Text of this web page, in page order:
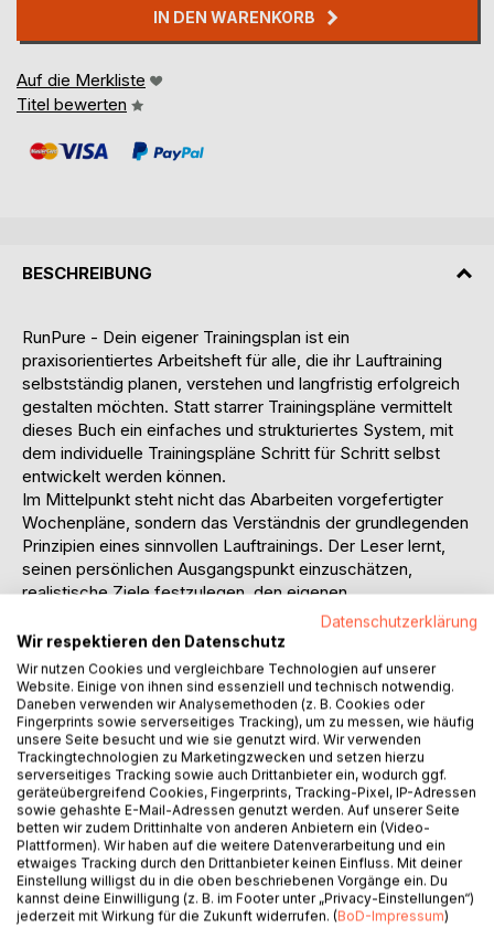
IN DEN WARENKORB
Auf die Merkliste
Titel bewerten
BESCHREIBUNG
RunPure - Dein eigener Trainingsplan ist ein
praxisorientiertes Arbeitsheft für alle, die ihr Lauftraining
selbstständig planen, verstehen und langfristig erfolgreich
gestalten möchten. Statt starrer Trainingspläne vermittelt
dieses Buch ein einfaches und strukturiertes System, mit
dem individuelle Trainingspläne Schritt für Schritt selbst
entwickelt werden können.
Im Mittelpunkt steht nicht das Abarbeiten vorgefertigter
Wochenpläne, sondern das Verständnis der grundlegenden
Prinzipien eines sinnvollen Lauftrainings. Der Leser lernt,
seinen persönlichen Ausgangspunkt einzuschätzen,
realistische Ziele festzulegen, den eigenen
Wochenrhythmus zu planen und die Trainingsbelastung
sinnvoll über mehrere Wochen aufzubauen. Dadurch
entsteht ein Trainingsplan, der sich flexibel an den eigenen
Alltag, das persönliche Leistungsniveau und individuelle
Ziele anpassen lässt.
Das Arbeitsheft kombiniert leicht verständliche Erklärungen
mit zahlreichen Arbeitsseiten, Übungen und Planungshilfen.
Die Inhalte bauen logisch aufeinander auf und führen Schritt
für Schritt zum eigenen Trainingsplan. Ergänzt wird das
Konzept durch Beispielpläne für Anfänger und
Wiedereinsteiger, die zeigen, wie sich die RunPure-
Methode in der Praxis anwenden lässt.
Bewusst verzichtet RunPure auf komplizierte
Trainingsmodelle, übermäßige Fachsprache und unnötige
Datenschutzerklärung
Wir respektieren den Datenschutz
Wir nutzen Cookies und vergleichbare Technologien auf unserer
Website. Einige von ihnen sind essenziell und technisch notwendig.
Daneben verwenden wir Analysemethoden (z. B. Cookies oder
Fingerprints sowie serverseitiges Tracking), um zu messen, wie häufig
unsere Seite besucht und wie sie genutzt wird. Wir verwenden
Trackingtechnologien zu Marketingzwecken und setzen hierzu
serverseitiges Tracking sowie auch Drittanbieter ein, wodurch ggf.
geräteübergreifend Cookies, Fingerprints, Tracking-Pixel, IP-Adressen
sowie gehashte E-Mail-Adressen genutzt werden. Auf unserer Seite
betten wir zudem Drittinhalte von anderen Anbietern ein (Video-
Plattformen). Wir haben auf die weitere Datenverarbeitung und ein
etwaiges Tracking durch den Drittanbieter keinen Einfluss. Mit deiner
Einstellung willigst du in die oben beschriebenen Vorgänge ein. Du
kannst deine Einwilligung (z. B. im Footer unter „Privacy-Einstellungen“)
jederzeit mit Wirkung für die Zukunft widerrufen. (BoD-Impressum)